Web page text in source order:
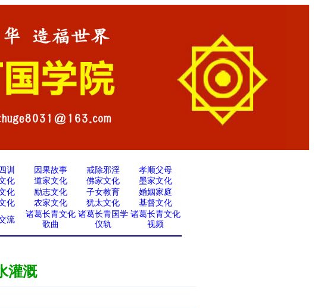
训 因果故事 戒除邪淫
孝顺父母
化 道家文化 佛家文化
墨家文化
化 励志文化 子女教育
婚姻家庭
化 农家文化 犹太文化
基督文化
流
诸葛长青文化
歌曲
诸葛长青国学
仪轨
诸葛长青文化
视频
灌溉